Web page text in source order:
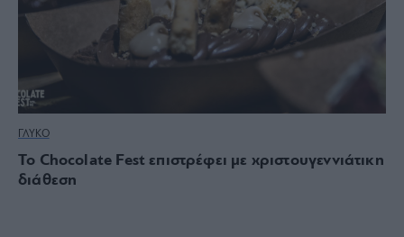
ΓΛΥΚΟ
Το Chocolate Fest επιστρέφει με χριστουγεννιάτικη
διάθεση